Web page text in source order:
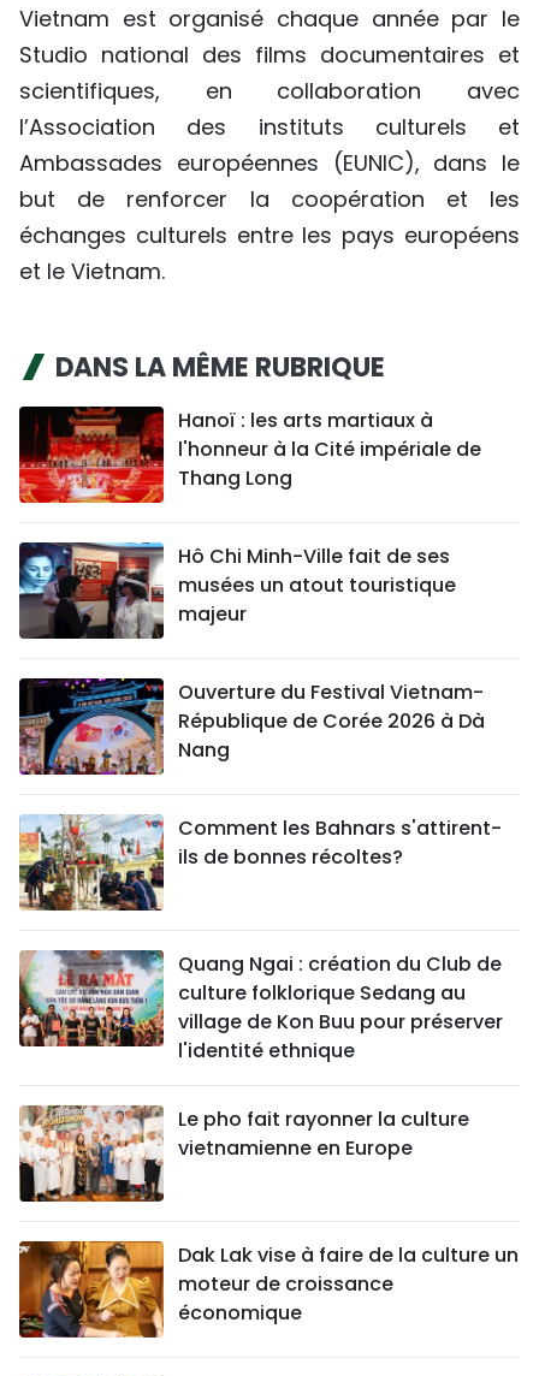
Vietnam est organisé chaque année par le
Studio national des films documentaires et
scientifiques, en collaboration avec
l’Association des instituts culturels et
Ambassades européennes (EUNIC), dans le
but de renforcer la coopération et les
échanges culturels entre les pays européens
et le Vietnam.
DANS LA MÊME RUBRIQUE
Hanoï : les arts martiaux à
l'honneur à la Cité impériale de
Thang Long
Hô Chi Minh-Ville fait de ses
musées un atout touristique
majeur
Ouverture du Festival Vietnam-
République de Corée 2026 à Dà
Nang
Comment les Bahnars s'attirent-
ils de bonnes récoltes?
Quang Ngai : création du Club de
culture folklorique Sedang au
village de Kon Buu pour préserver
l'identité ethnique
Le pho fait rayonner la culture
vietnamienne en Europe
Dak Lak vise à faire de la culture un
moteur de croissance
économique